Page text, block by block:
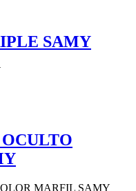
SAMY
MARFIL SAMY